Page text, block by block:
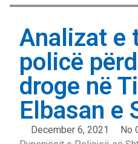
Analizat e
policë
droge në
Elbasan e
December 6, 2021 No